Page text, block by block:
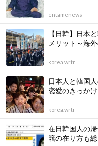
entamenews
【日韓】日本
メリット～海
korea.wrtr
日本人と韓国
恋愛のきっか
korea.wrtr
在日韓国人の
籍の在り方も